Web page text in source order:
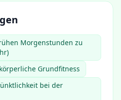
Morgenstunden zu
Grundfitness
bei der